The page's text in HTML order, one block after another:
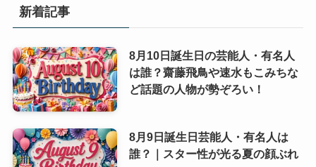
新着記事
8月10日誕生日の芸能人・有名人
は誰？齋藤飛鳥や速水もこみちな
ど話題の人物が勢ぞろい！
8月9日誕生日芸能人・有名人は
誰？｜スター性が光る夏の顔ぶれ